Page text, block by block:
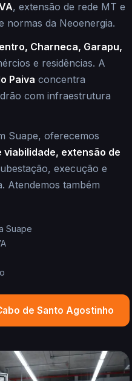
, extensão de rede MT e
normas da Neoenergia.
Charneca, Garapu,
e residências. A
Paiva concentra
com infraestrutura
Suape, oferecemos
viabilidade, extensão de
execução e
Atendemos também
Suape
de Santo Agostinho